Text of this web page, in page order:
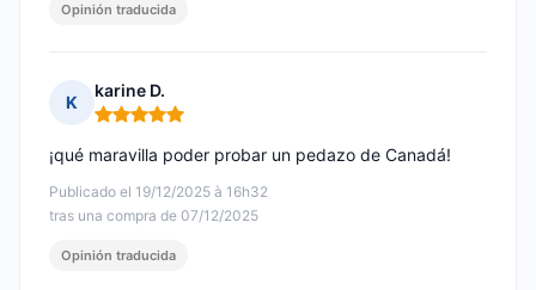
Opinión traducida
K
karine D.
Nota: 5 de 5
Publicado el 19/12/2025 à 16h32
tras una compra de 07/12/2025
¡qué maravilla poder probar un pedazo de Canadá!
Opinión traducida